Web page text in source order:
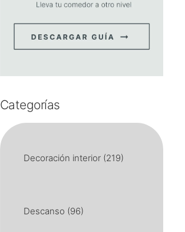
Categorías
Decoración interior (219)
Descanso (96)